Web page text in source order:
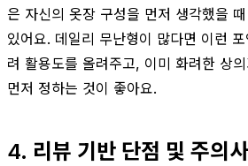
은 자신의 옷장 구성을 먼저 생각했을
있어요. 데일리 무난형이 많다면 이런
려 활용도를 올려주고, 이미 화려한 상
먼저 정하는 것이 좋아요.
4. 리뷰 기반 단점 및 주의